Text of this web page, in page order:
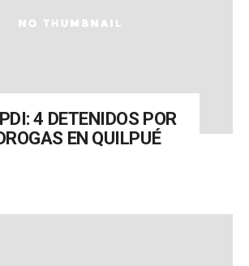
4 DETENIDOS POR
EN QUILPUÉ